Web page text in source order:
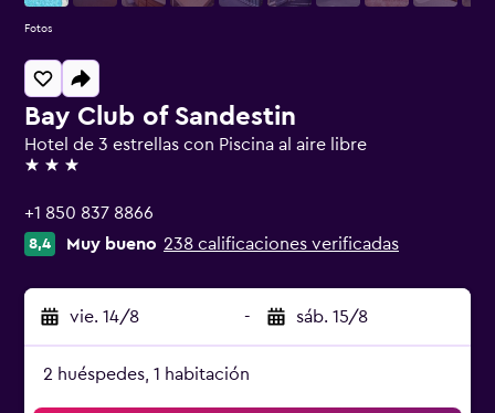
Bay Club of Sandestin
Hotel de 3 estrellas con Piscina al aire libre
3 estrellas
+1 850 837 8866
8,4 Muy bueno 238 calificaciones verificadas
vie. 14/8 - sáb. 15/8
2 huéspedes, 1 habitación
Fotos